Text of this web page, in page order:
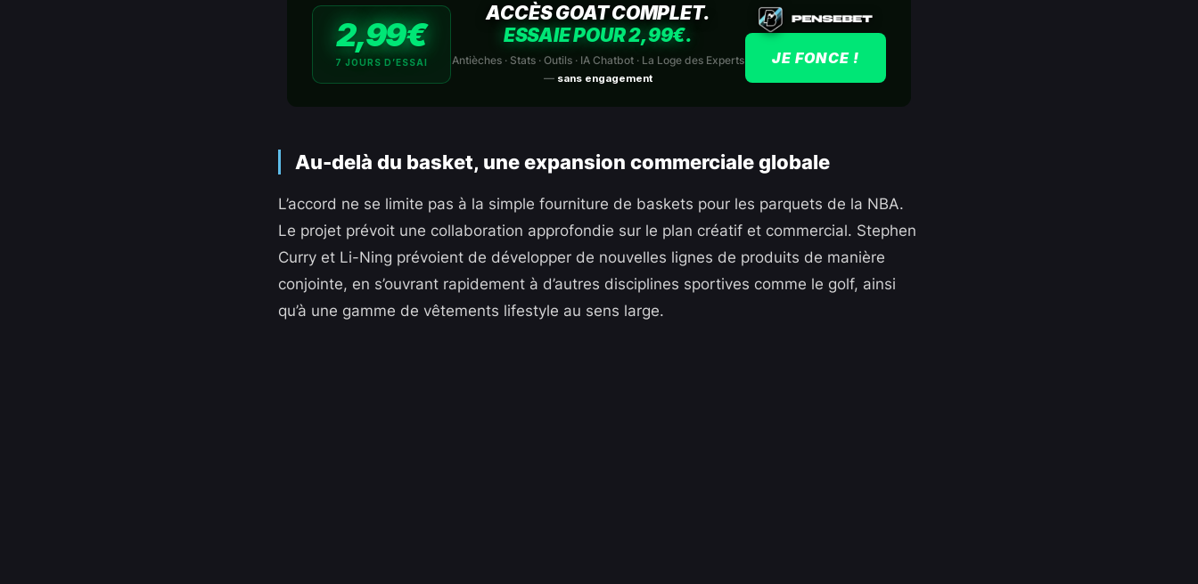
2,99€
7 JOURS D’ESSAI
ACCÈS GOAT COMPLET.
ESSAIE POUR 2,99€.
Antièches · Stats · Outils · IA Chatbot · La Loge des Experts
— sans engagement
JE FONCE !
Au-delà du basket, une expansion commerciale globale
L’accord ne se limite pas à la simple fourniture de baskets pour les parquets de la NBA.
Le projet prévoit une collaboration approfondie sur le plan créatif et commercial. Stephen
Curry et Li-Ning prévoient de développer de nouvelles lignes de produits de manière
conjointe, en s’ouvrant rapidement à d’autres disciplines sportives comme le golf, ainsi
qu’à une gamme de vêtements lifestyle au sens large.